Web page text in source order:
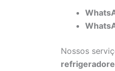
Nossos